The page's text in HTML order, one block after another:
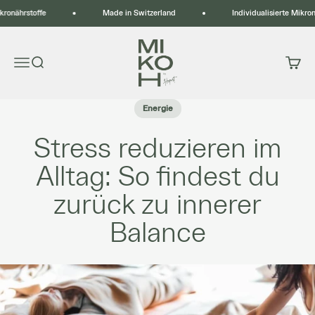
Made in Switzerland Individualisierte
MenüSuche
MIKOH by Hepart
Energie
Stress reduzieren im
Alltag: So findest du
zurück zu innerer
Balance